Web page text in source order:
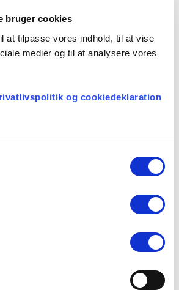
bruger cookies
at tilpasse vores indhold, til at vise
medier og til at analysere vores
og cookiedeklaration
set på betydningen af
over en årrække er
som sygehuspræster,
mv.
her